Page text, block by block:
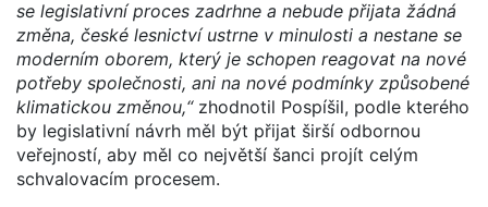
se legislativní proces zadrhne a nebude přijata žádná
změna, české lesnictví ustrne v minulosti a nestane se
moderním oborem, který je schopen reagovat na nové
potřeby společnosti, ani na nové podmínky způsobené
klimatickou změnou,“zhodnotil Pospíšil, podle kterého
by legislativní návrh měl být přijat širší odbornou
veřejností, aby měl co největší šanci projít celým
schvalovacím procesem.